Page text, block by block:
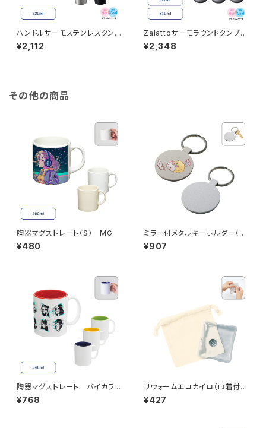
ハンドルサーモステンレスタンブ
ラー MG 320ml
¥2,112
Zalattoサーモラウンドタンブラ
ー MG
¥2,348
その他の商品
陶器マグストレート（S） MG
¥480
ミラー付メタルキーホルダー（ラ
ウンド） マットシルバー MG
¥907
陶器マグストレート バイカラー
MG
¥768
リウォームエコカイロ（巾着付）
ナチュラル MG
¥427